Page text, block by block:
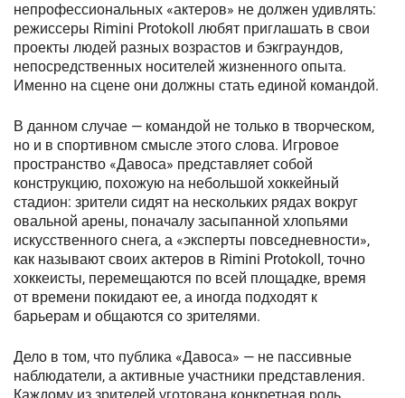
непрофессиональных «актеров» не должен удивлять:
режиссеры Rimini Protokoll любят приглашать в свои
проекты людей разных возрастов и бэкграундов,
непосредственных носителей жизненного опыта.
Именно на сцене они должны стать единой командой.
В данном случае — командой не только в творческом,
но и в спортивном смысле этого слова. Игровое
пространство «Давоса» представляет собой
конструкцию, похожую на небольшой хоккейный
стадион: зрители сидят на нескольких рядах вокруг
овальной арены, поначалу засыпанной хлопьями
искусственного снега, а «эксперты повседневности»,
как называют своих актеров в Rimini Protokoll, точно
хоккеисты, перемещаются по всей площадке, время
от времени покидают ее, а иногда подходят к
барьерам и общаются со зрителями.
Дело в том, что публика «Давоса» — не пассивные
наблюдатели, а активные участники представления.